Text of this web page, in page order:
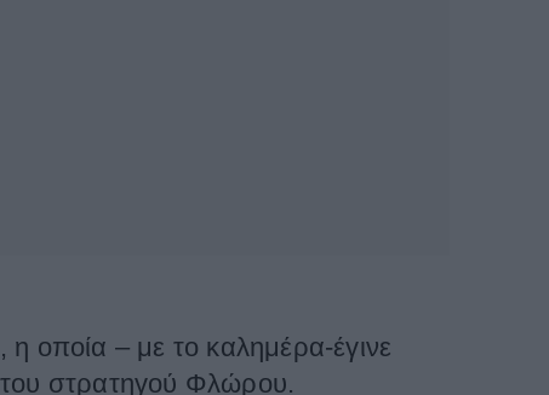
οποία – με το καλημέρα-έγινε
στρατηγού Φλώρου.